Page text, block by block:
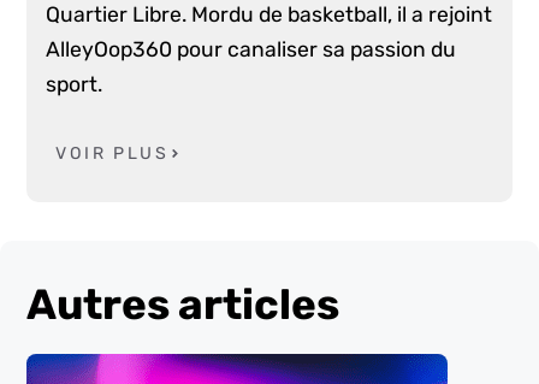
Quartier Libre. Mordu de basketball, il a rejoint
AlleyOop360 pour canaliser sa passion du
sport.
VOIR PLUS
Autres articles